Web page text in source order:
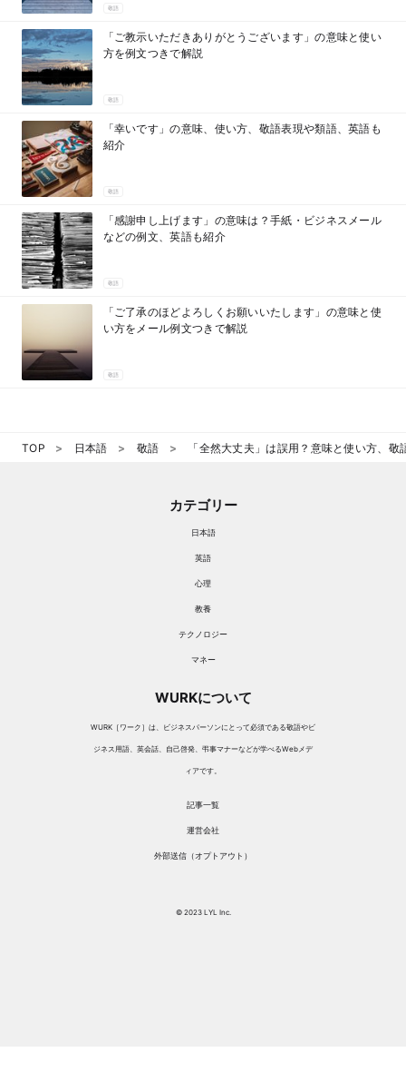
敬語
「ご教示いただきありがとうございます」の意味と使い
方を例文つきで解説
敬語
「幸いです」の意味、使い方、敬語表現や類語、英語も
紹介
敬語
「感謝申し上げます」の意味は？手紙・ビジネスメール
などの例文、英語も紹介
敬語
「ご了承のほどよろしくお願いいたします」の意味と使
い方をメール例文つきで解説
敬語
TOP 日本語 敬語 「全然大丈夫」は誤用？意味と使い方、
カテゴリー
日本語
英語
心理
教養
テクノロジー
マネー
WURKについて
WURK［ワーク］は、ビジネスパーソンにとって必須である敬語やビ
ジネス用語、英会話、自己啓発、弔事マナーなどが学べるWebメデ
ィアです。
記事一覧
運営会社
外部送信（オプトアウト）
© 2023 LYL Inc.